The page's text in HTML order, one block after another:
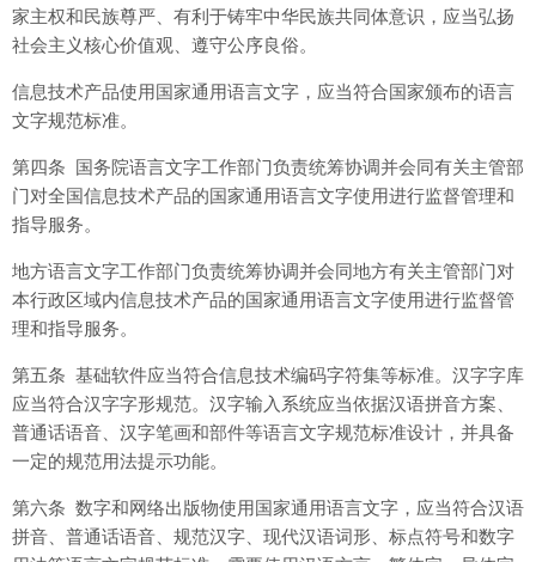
家主权和民族尊严、有利于铸牢中华民族共同体意识，应当弘扬
社会主义核心价值观、遵守公序良俗。
信息技术产品使用国家通用语言文字，应当符合国家颁布的语言
文字规范标准。
第四条 国务院语言文字工作部门负责统筹协调并会同有关主管部
门对全国信息技术产品的国家通用语言文字使用进行监督管理和
指导服务。
地方语言文字工作部门负责统筹协调并会同地方有关主管部门对
本行政区域内信息技术产品的国家通用语言文字使用进行监督管
理和指导服务。
第五条 基础软件应当符合信息技术编码字符集等标准。汉字字库
应当符合汉字字形规范。汉字输入系统应当依据汉语拼音方案、
普通话语音、汉字笔画和部件等语言文字规范标准设计，并具备
一定的规范用法提示功能。
第六条 数字和网络出版物使用国家通用语言文字，应当符合汉语
拼音、普通话语音、规范汉字、现代汉语词形、标点符号和数字